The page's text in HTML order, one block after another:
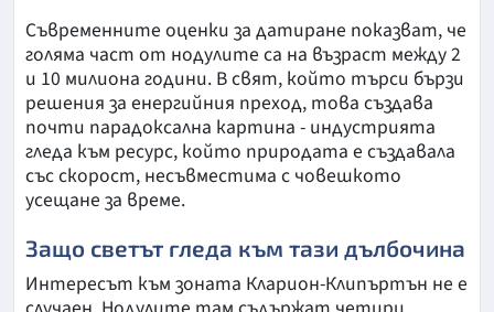
Съвременните оценки за датиране показват, че
голяма част от нодулите са на възраст между 2
и 10 милиона години. В свят, който търси бързи
решения за енергийния преход, това създава
почти парадоксална картина - индустрията
гледа към ресурс, който природата е създавала
със скорост, несъвместима с човешкото
усещане за време.
Защо светът гледа към тази дълбочина
Интересът към зоната Кларион-Клипъртън не е